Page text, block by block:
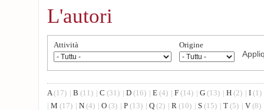
L'autori
Attività Origine
A(17) B (11) C (31) D (16) E (4) F (14) G (13) H (2) I (1)
M (17) N (4) O (3) P (13) Q (2) R (10) S (15) T (5) V (8)